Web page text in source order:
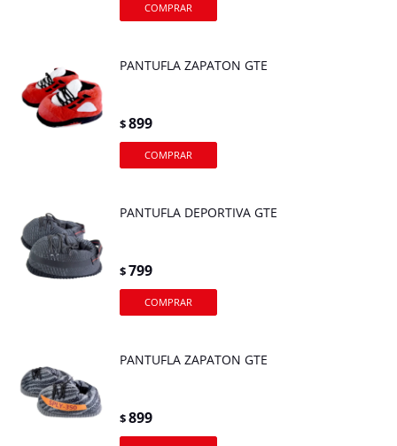
PANTUFLA ZAPATON GTE
$899
PANTUFLA DEPORTIVA GTE
$799
PANTUFLA ZAPATON GTE
$899